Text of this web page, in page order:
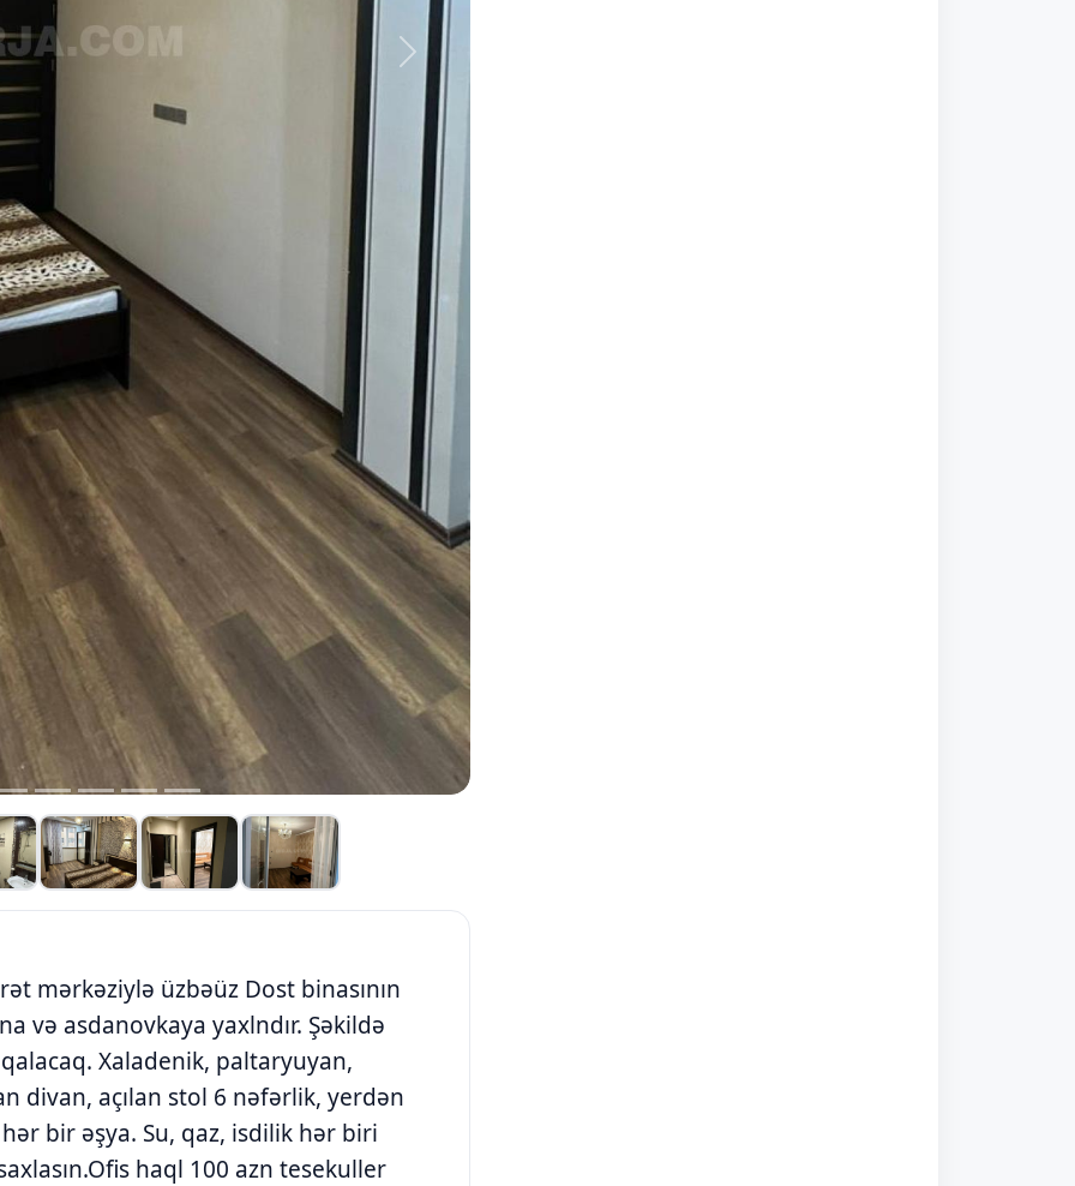
Next
mərkəziylə üzbəüz Dost binasının
və asdanovkaya yaxlndır. Şəkildə
Xaladenik, paltaryuyan,
divan, açılan stol 6 nəfərlik, yerdən
bir əşya. Su, qaz, isdilik hər biri
haql 100 azn tesekuller